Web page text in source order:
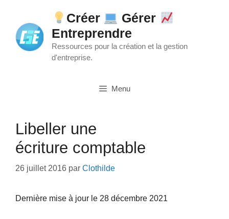
contenu
Créer
Gérer
Entreprendre
Ressources pour la création et la gestion
d'entreprise.
Menu
Libeller une
écriture comptable
26 juillet 2016 par Clothilde
Dernière mise à jour le 28 décembre 2021